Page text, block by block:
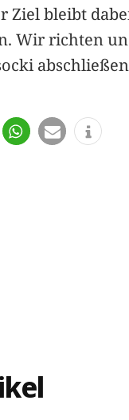
Ziel bleibt
Wir richten